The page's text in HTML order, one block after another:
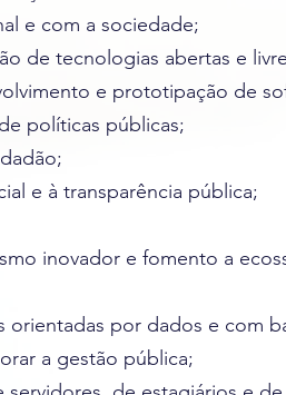
e com a sociedade;
de tecnologias abertas e
e prototipação de
políticas públicas;
e à transparência pública;
inovador e fomento a
por dados e com
a gestão pública;